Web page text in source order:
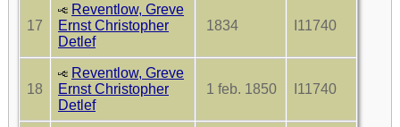
17
Reventlow, Greve
Ernst Christopher
Detlef
1834 I11740
18
Reventlow, Greve
Ernst Christopher
Detlef
1 feb. 1850 I11740